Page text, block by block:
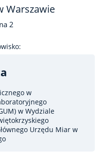
Warszawie
2
w
w Wydziale
Urzędu Miar w